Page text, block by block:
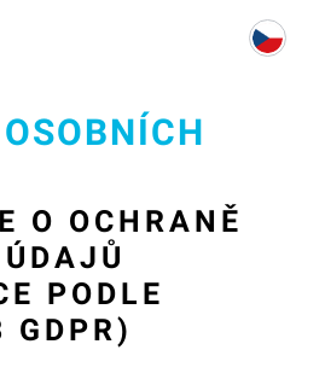
O OCHRANĚ
PODLE
GDPR)